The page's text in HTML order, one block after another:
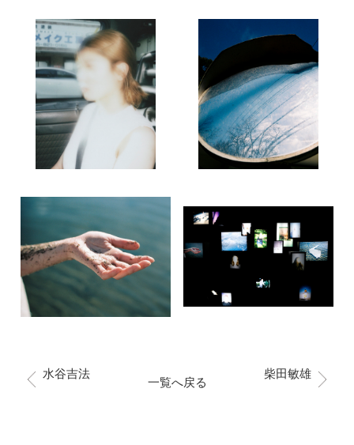
水谷吉法 柴田敏雄
一覧へ戻る